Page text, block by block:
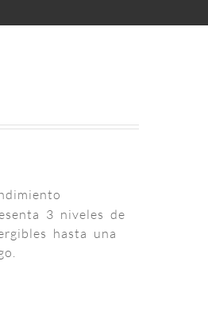
3 niveles de
hasta una